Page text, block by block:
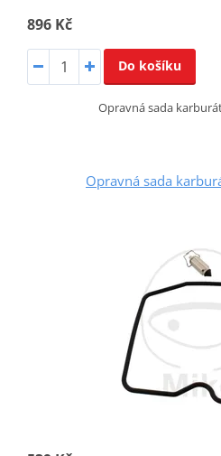
896 Kč
Do košíku
Opravná sada
Opravná sada